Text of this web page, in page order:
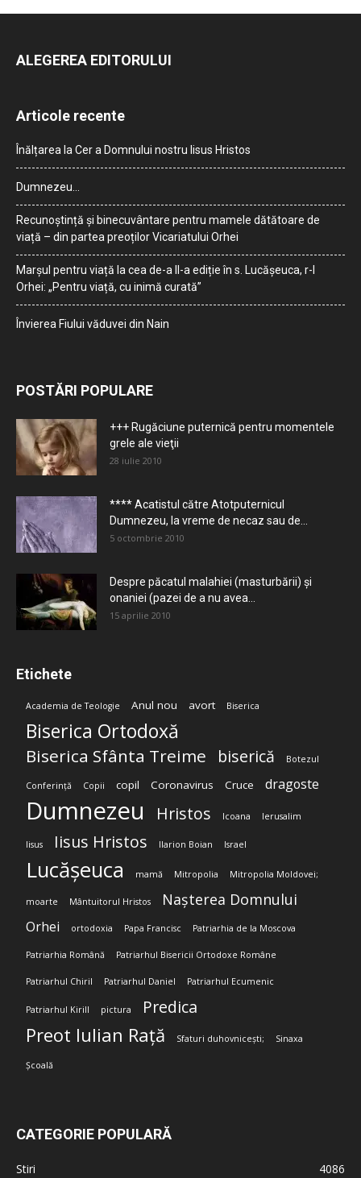
ALEGEREA EDITORULUI
Articole recente
Înălțarea la Cer a Domnului nostru Iisus Hristos
Dumnezeu…
Recunoștință și binecuvântare pentru mamele dătătoare de
viață – din partea preoților Vicariatului Orhei
Marșul pentru viață la cea de-a II-a ediție în s. Lucășeuca, r-l
Orhei: „Pentru viață, cu inimă curată”
Învierea Fiului văduvei din Nain
POSTĂRI POPULARE
+++ Rugăciune puternică pentru momentele
grele ale vieţii
28 iulie 2010
**** Acatistul către Atotputernicul
Dumnezeu, la vreme de necaz sau de...
5 octombrie 2010
Despre păcatul malahiei (masturbării) şi
onaniei (pazei de a nu avea...
15 aprilie 2010
Etichete
Academia de Teologie Anul nou avort Biserica
Biserica Ortodoxă
Biserica Sfânta Treime biserică Botezul
Conferință Copii copil Coronavirus Cruce dragoste
Dumnezeu Hristos Icoana Ierusalim
Iisus Iisus Hristos Ilarion Boian Israel
Lucășeuca mamă Mitropolia Mitropolia Moldovei;
moarte Mântuitorul Hristos Nașterea Domnului
Orhei ortodoxia Papa Francisc Patriarhia de la Moscova
Patriarhia Română Patriarhul Bisericii Ortodoxe Române
Patriarhul Chiril Patriarhul Daniel Patriarhul Ecumenic
Patriarhul Kirill pictura Predica
Preot Iulian Rață Sfaturi duhovnicești; Sinaxa
Școală
CATEGORIE POPULARĂ
Stiri
4086